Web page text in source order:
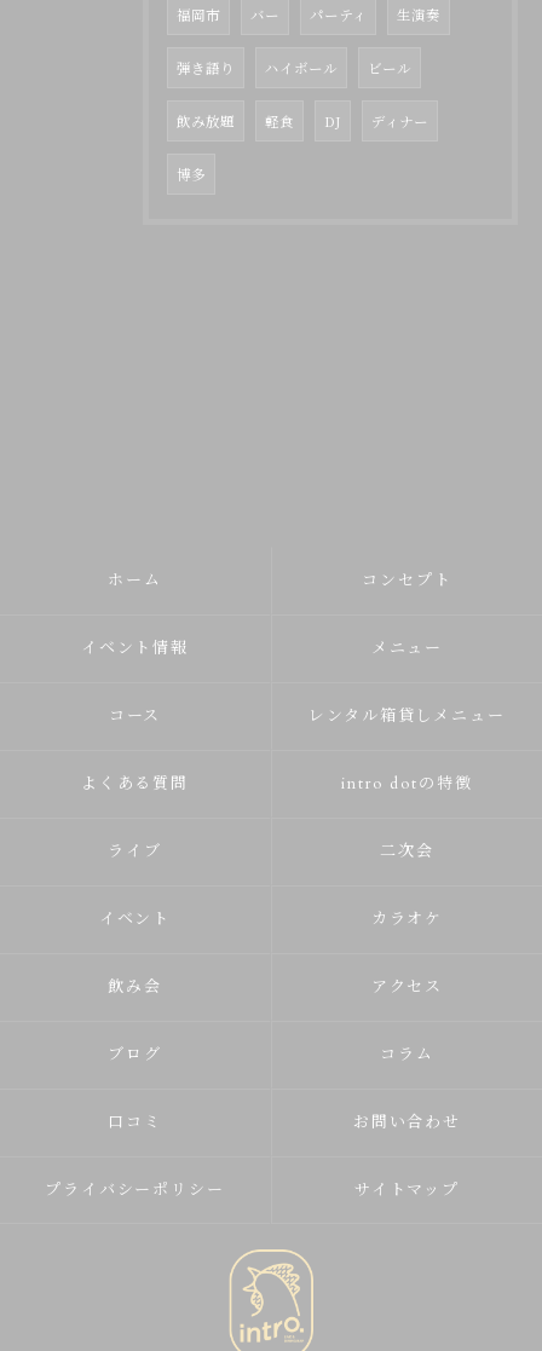
福岡市 バー パーティ 生演奏
弾き語り ハイボール ビール
飲み放題 軽食 DJ ディナー
博多
ホーム コンセプト
イベント情報 メニュー
コース レンタル箱貸しメニュー
よくある質問 intro dotの特徴
ライブ 二次会
イベント カラオケ
飲み会 アクセス
ブログ コラム
口コミ お問い合わせ
プライバシーポリシー サイトマップ